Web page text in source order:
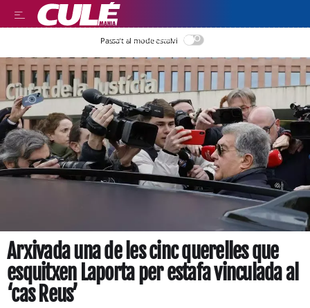
LEER EN CASTELLANO
Passa’t al mode estalvi
Arxivada una de les cinc querelles que
esquitxen Laporta per estafa vinculada al
‘cas Reus’